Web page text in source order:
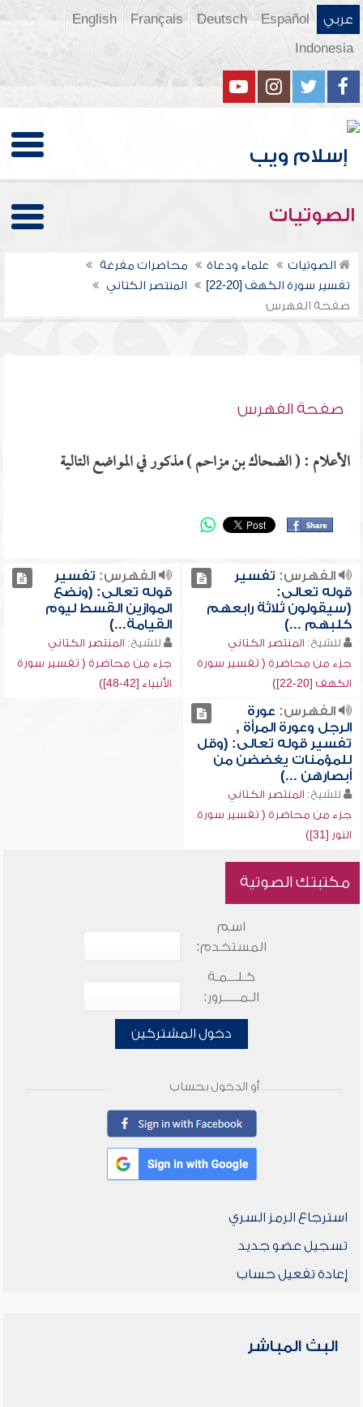
عربي Español
Deutsch
Français
English
Indonesia
الصوتيات
الصوتيات علماء ودعاة
محاضرات مفرغة
تفسير سورة الكهف [20-22]
المنتصر الكتاني
صفحة الفهرس
صفحة الفهرس
الأعلام : ( الضحاك بن مزاحم ) مذكور في المواضع التالية
الفهرس: تفسير
قوله تعالى:
(سيقولون ثلاثة رابعهم
كلبهم ...)
للشيخ: المنتصر الكتاني
جزء من محاضرة ( تفسير سورة
الكهف [20-22])
الفهرس: تفسير
قوله تعالى: (ونضع
الموازين القسط ليوم
القيامة...)
للشيخ: المنتصر الكتاني
جزء من محاضرة ( تفسير سورة
الأنبياء [42-48])
الفهرس: عورة
الرجل وعورة المرأة ,
تفسير قوله تعالى: (وقل
للمؤمنات يغضضن من
أبصارهن ...)
للشيخ: المنتصر الكتاني
جزء من محاضرة ( تفسير سورة
النور [31])
مكتبتك الصوتية
اسم
المستخدم:
كـلـــمـة
الـمـــــرور:
دخول المشتركين
أو الدخول بحساب
استرجاع الرمز السري
تسجيل عضو جديد
إعادة تفعيل حساب
البث المباشر